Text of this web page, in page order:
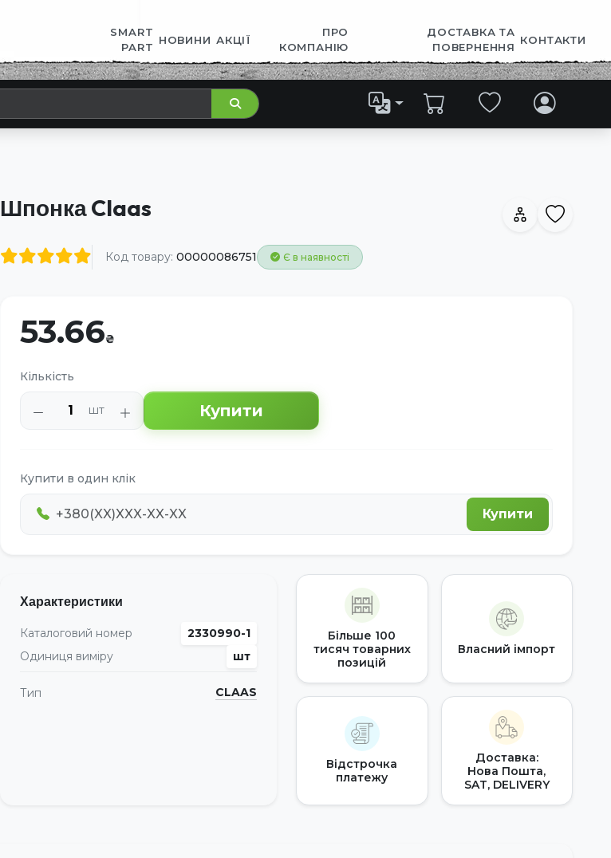
SMART
PART
НОВИНИ АКЦІЇ
ПРО
КОМПАНІЮ
ДОСТАВКА ТА
ПОВЕРНЕННЯ
КОНТАКТИ
Шпонка Claas
Код товару: 00000086751 Є в наявності
53.66
Кількість
шт Купити
Купити в один клік
Купити
Характеристики
Каталоговий номер
2330990-1
Одиниця виміру
шт
Тип CLAAS
Більше 100
тисяч товарних
позицій
Власний імпорт
Відстрочка
платежу
Доставка:
Нова Пошта,
SAT, DELIVERY